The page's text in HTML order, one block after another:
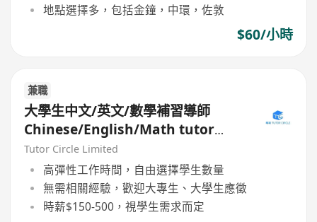
地點選擇多，包括金鐘，中環，佐敦
$60/小時
兼職
大學生中文/英文/數學補習導師
Chinese/English/Math tutor
(Part Time/Freelancer)
Tutor Circle Limited
高彈性工作時間，自由選擇學生數量
無需相關經驗，歡迎大專生、大學生應徵
時薪$150-500，視學生需求而定